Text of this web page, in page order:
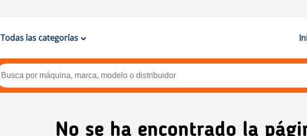
Todas las categorías
No se ha encontrado la